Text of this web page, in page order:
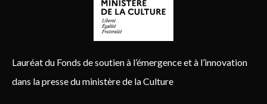
Lauréat du Fonds de soutien à l’émergence et à l’innovation
dans la presse du ministère de la Culture